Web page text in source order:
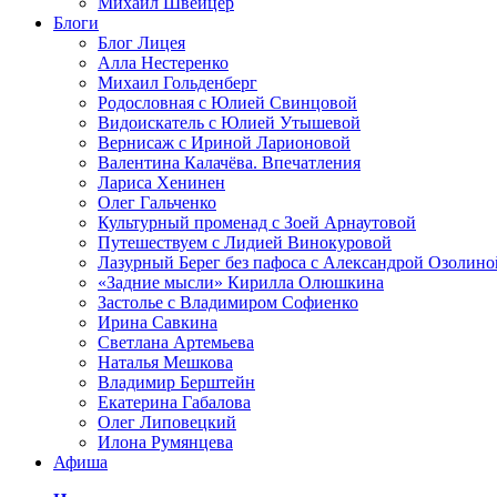
Блоги
Блог Лицея
Алла Нестеренко
Михаил Гольденберг
Родословная с Юлией Свинцовой
Видоискатель с Юлией Утышевой
Вернисаж с Ириной Ларионовой
Валентина Калачёва. Впечатления
Лариса Хенинен
Олег Гальченко
Культурный променад с Зоей Арнаутовой
Путешествуем с Лидией Винокуровой
Лазурный Берег без пафоса с Александрой
«Задние мысли» Кирилла Олюшкина
Застолье с Владимиром Софиенко
Ирина Савкина
Светлана Артемьева
Наталья Мешкова
Владимир Берштейн
Екатерина Габалова
Олег Липовецкий
Илона Румянцева
Афиша